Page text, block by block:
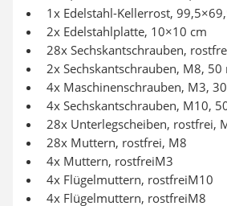
1x Edelstahl-Kellerrost,
2x Edelstahlplatte, 10×10 cm
28x Sechskantschrauben,
2x Sechskantschrauben, M8, 50
4x Maschinenschrauben, M3,
4x Sechskantschrauben, M10,
28x Unterlegscheiben, rostfrei,
28x Muttern, rostfrei, M8
4x Muttern, rostfreiM3
4x Flügelmuttern, rostfreiM10
4x Flügelmuttern, rostfreiM8